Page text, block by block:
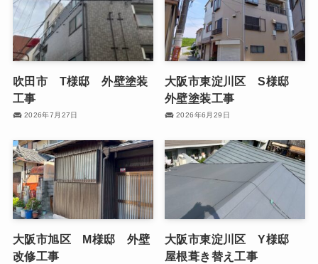
吹田市 T様邸 外壁塗装
工事
2026年7月27日
大阪市東淀川区 S様邸
外壁塗装工事
2026年6月29日
大阪市旭区 M様邸 外壁
改修工事
大阪市東淀川区 Y様邸
屋根葺き替え工事